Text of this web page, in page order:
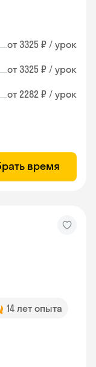
от 3325 ₽ / урок
от 3325 ₽ / урок
от 2282 ₽ / урок
время
14 лет опыта